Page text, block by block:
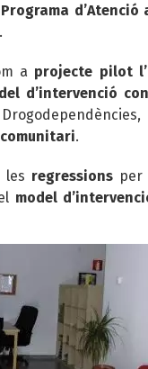
Programa d’Atenció
a projecte pilot
d’intervenció
.
les regressions per
model